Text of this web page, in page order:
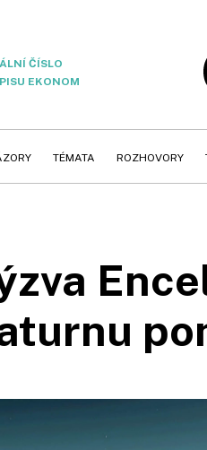
ČÍSLO
EKONOM
TÉMATA ROZHOVORY